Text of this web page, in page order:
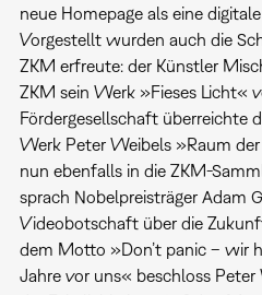
neue Homepage als eine
Vorgestellt wurden auch die
ZKM erfreute: der Künstler
ZKM sein Werk »Fieses Licht«
Fördergesellschaft überreichte
Werk Peter Weibels »Raum der
nun ebenfalls in die ZKM-
sprach Nobelpreisträger Adam
Videobotschaft über die
dem Motto »Don’t panic – wir
Jahre vor uns« beschloss